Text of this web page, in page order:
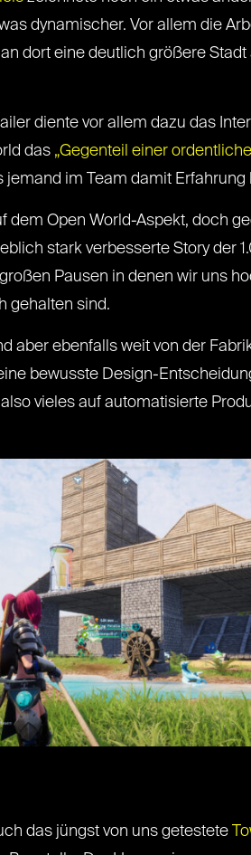
dynamischer. Vor allem die
dort eine deutlich größere Stadt
diente vor allem dazu das
das „Gegenteil einer
im Team damit Erfahrung
dem Open World-Aspekt, doch
stark verbesserte Story der
Pausen in denen wir uns
gehalten sind.
aber ebenfalls weit von der
bewusste Design-
vieles auf automatisierte
das jüngst von uns getestete